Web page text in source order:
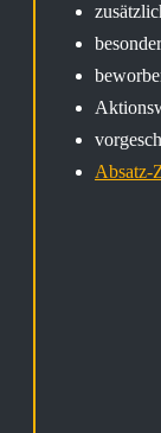
Absatz-